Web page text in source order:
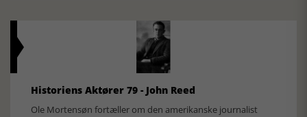
Historiens Aktører 79 - John Reed
Ole Mortensøn fortæller om den amerikanske journalist